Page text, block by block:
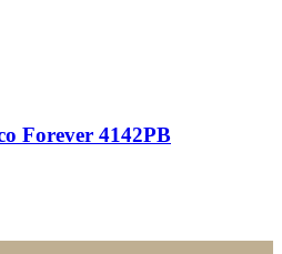
Forever 4142PB